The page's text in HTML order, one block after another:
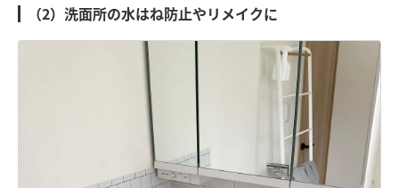
（2）洗面所の水はね防止やリメイクに